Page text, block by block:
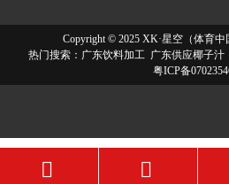
Copyright © 2025 XK·星空（体育
热门搜索： 广东饮料加工 广东供应椰子
粤ICP备